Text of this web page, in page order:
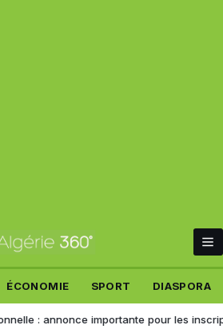
ÉCONOMIE SPORT DIASPORA
annonce importante pour les inscriptions